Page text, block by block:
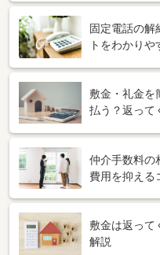
固定電話の解
トをわかりや
敷金・礼金を
払う？返って
仲介手数料の
費用を抑える
敷金は返って
解説